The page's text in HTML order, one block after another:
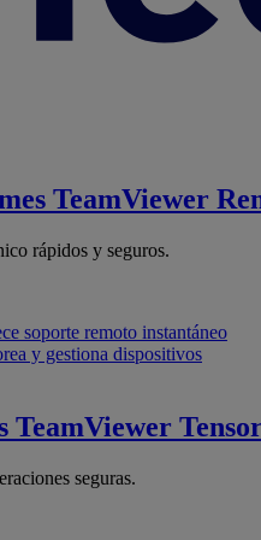
TeamViewer
rápidos y seguros.
soporte remoto instantáneo
y gestiona dispositivos
TeamViewer Tensor
seguras.